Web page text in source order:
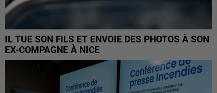
IL TUE SON FILS ET ENVOIE DES PHOTOS À SON
EX-COMPAGNE À NICE